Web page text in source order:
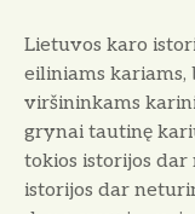
Lietuvos karo
eiliniams kariams,
viršininkams
grynai tautinę
tokios istorijos dar
istorijos dar